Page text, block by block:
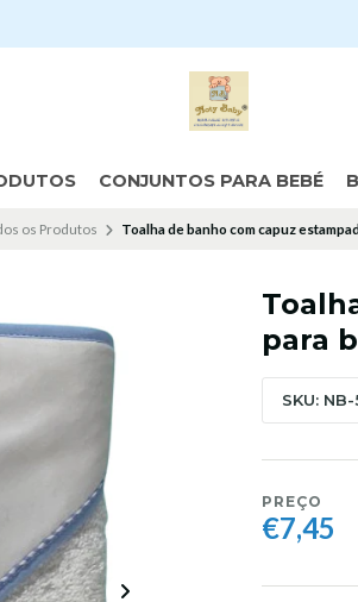
CONJUNTOS PARA BEBÉ
os Produtos Toalha de banho com capuz
para
SKU:
PREÇO
€7,45